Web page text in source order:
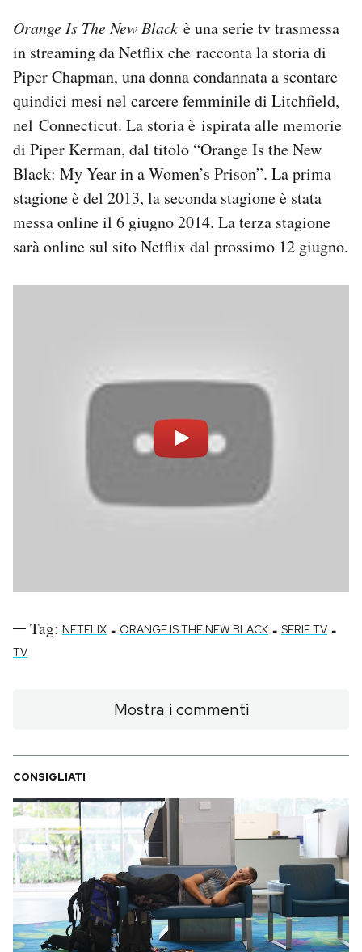
SHOP
CALENDARIO
AREA PERSONALE
Area Personale
Newsletter
Notifiche mobile
Hai bisogno di aiuto?
Orange Is The New Black è una serie tv trasmessa
in streaming da Netflix che racconta la storia di
Piper Chapman, una donna condannata a scontare
quindici mesi nel carcere femminile di Litchfield,
nel Connecticut. La storia è ispirata alle memorie
di Piper Kerman, dal titolo “Orange Is the New
Black: My Year in a Women’s Prison”. La prima
stagione è del 2013, la seconda stagione è stata
messa online il 6 giugno 2014. La terza stagione
sarà online sul sito Netflix dal prossimo 12 giugno.
Tag: NETFLIX - ORANGE IS THE NEW BLACK - SERIE TV -
TV
Mostra i commenti
CONSIGLIATI